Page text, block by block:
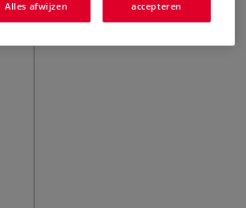
Alles afwijzen accepteren